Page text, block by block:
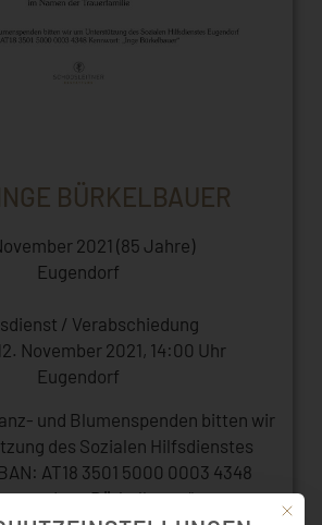
BÜRKELBAUER
2021 (85 Jahre)
Eugendorf
/ Verabschiedung
November 2021, 14:00 Uhr
Eugendorf
und Blumenspenden bitten wir
des Sozialen Hilfsdienstes
AT18 3501 5000 0003 4348
„Inge Bürkelbauer“
Mit